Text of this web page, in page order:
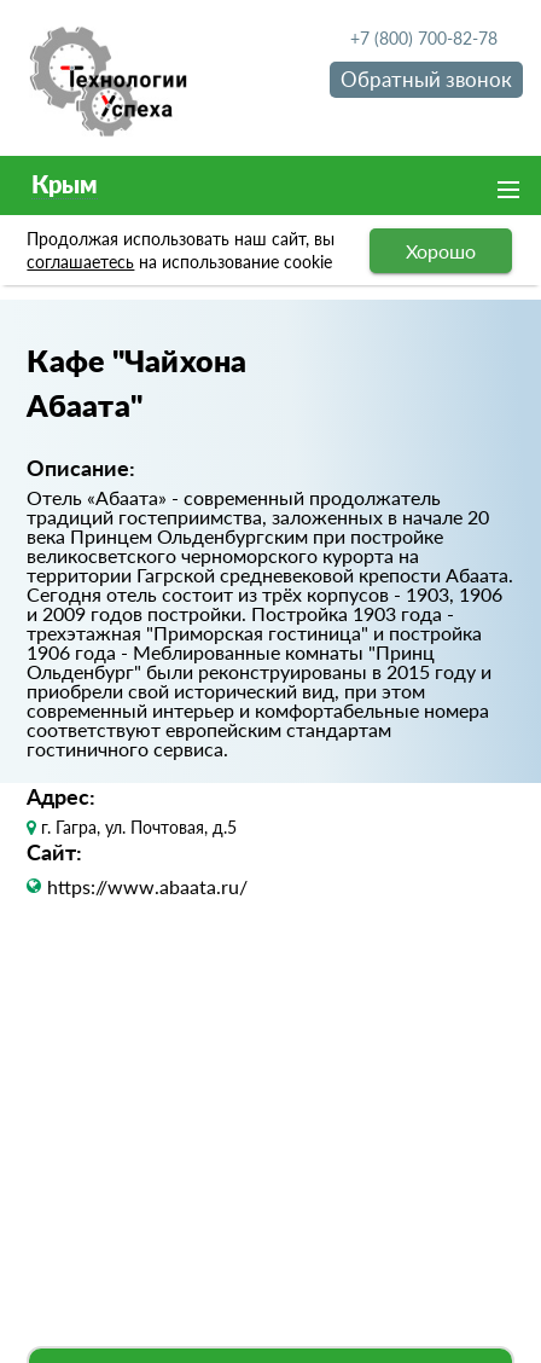
+7 (800) 700-82-78
Обратный звонок
Крым
Продолжая использовать наш сайт, вы
соглашаетесь на использование cookie Хорошо
Портфолио Кафе "Чайхона Абаата"
Кафе "Чайхона
Абаата"
Описание:
Отель «Абаата» - современный продолжатель
традиций гостеприимства, заложенных в начале 20
века Принцем Ольденбургским при постройке
великосветского черноморского курорта на
территории Гагрской средневековой крепости Абаата.
Сегодня отель состоит из трёх корпусов - 1903, 1906
и 2009 годов постройки. Постройка 1903 года -
трехэтажная "Приморская гостиница" и постройка
1906 года - Меблированные комнаты "Принц
Ольденбург" были реконструированы в 2015 году и
приобрели свой исторический вид, при этом
современный интерьер и комфортабельные номера
соответствуют европейским стандартам
гостиничного сервиса.
Адрес:
г. Гагра, ул. Почтовая, д.5
Сайт:
https://www.abaata.ru/